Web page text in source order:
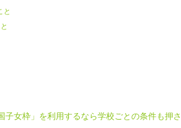
と
子女枠」を利用するなら学校ごとの条件も押